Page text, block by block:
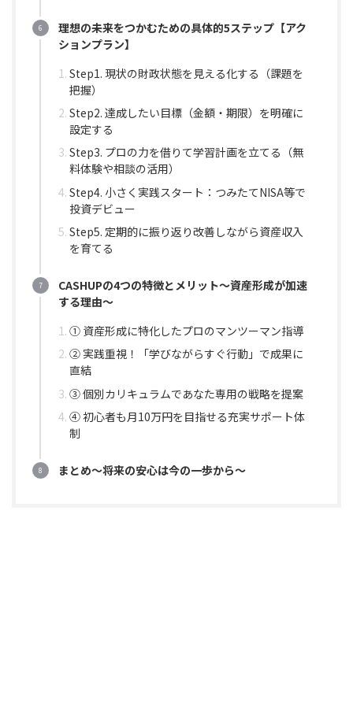
理想の未来をつかむための具体的5ステップ【アク
ションプラン】
Step1. 現状の財政状態を見える化する（課題を
把握）
Step2. 達成したい目標（金額・期限）を明確に
設定する
Step3. プロの力を借りて学習計画を立てる（無
料体験や相談の活用）
Step4. 小さく実践スタート：つみたてNISA等で
投資デビュー
Step5. 定期的に振り返り改善しながら資産収入
を育てる
CASHUPの4つの特徴とメリット〜資産形成が加速
する理由〜
① 資産形成に特化したプロのマンツーマン指導
② 実践重視！「学びながらすぐ行動」で成果に
直結
③ 個別カリキュラムであなた専用の戦略を提案
④ 初心者も月10万円を目指せる充実サポート体
制
まとめ〜将来の安心は今の一歩から〜